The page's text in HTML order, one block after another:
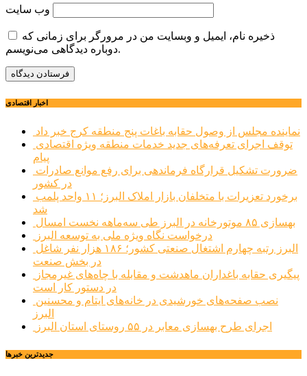
وب‌ سایت
ذخیره نام، ایمیل و وبسایت من در مرورگر برای زمانی که
دوباره دیدگاهی می‌نویسم.
اخبار اقتصادی
نماینده مجلس از وصول حقابه باغات پنج منطقه کرج خبر داد
پیام
در کشور
شد
بهسازی ۸۵ موتورخانه در البرز طی سه‌ماهه نخست امسال
درخواست نگاه ویژه ملی به توسعه البرز
در بخش صنعت
در دستور کار است
البرز
اجرای طرح بهسازی معابر در ۵۵ روستای استان البرز
جديدترين خبرها